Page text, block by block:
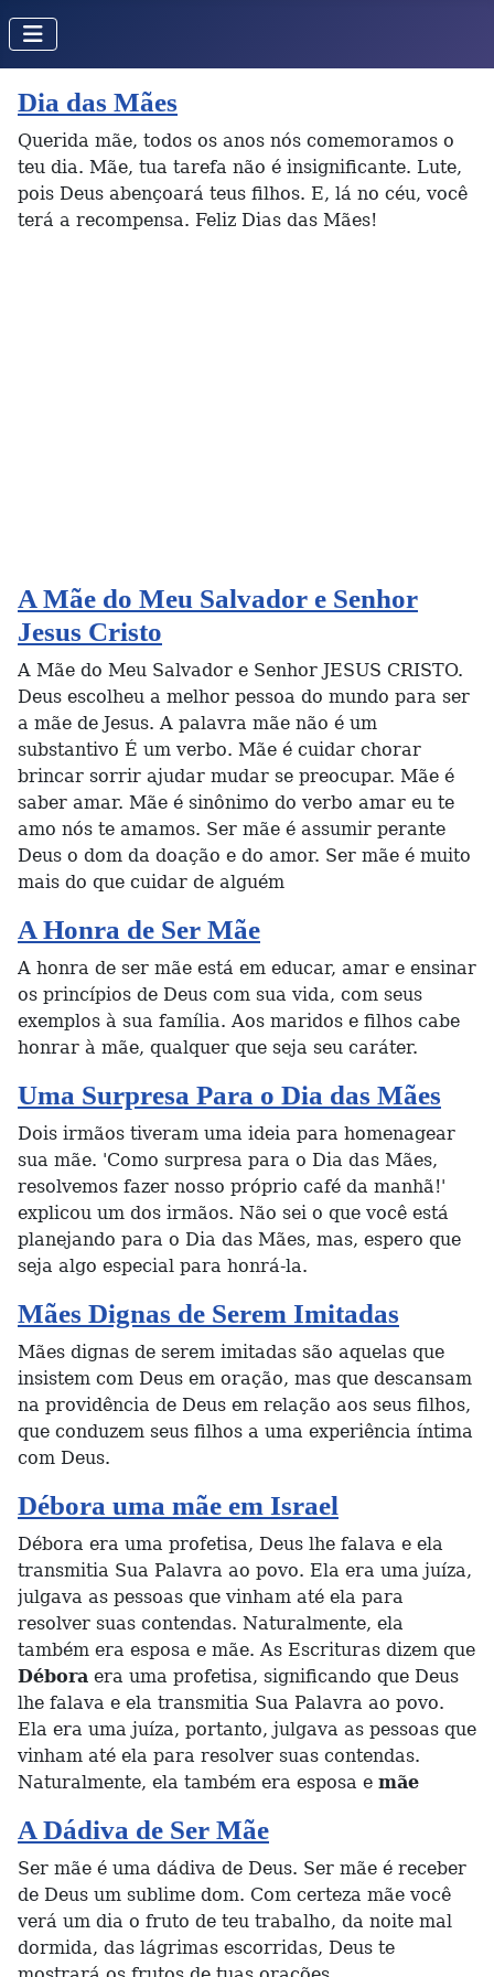
Dia das Mães
Querida mãe, todos os anos nós comemoramos o
teu dia. Mãe, tua tarefa não é insignificante. Lute,
pois Deus abençoará teus filhos. E, lá no céu, você
terá a recompensa. Feliz Dias das Mães!
A Mãe do Meu Salvador e Senhor
Jesus Cristo
A Mãe do Meu Salvador e Senhor JESUS CRISTO.
Deus escolheu a melhor pessoa do mundo para ser
a mãe de Jesus. A palavra mãe não é um
substantivo É um verbo. Mãe é cuidar chorar
brincar sorrir ajudar mudar se preocupar. Mãe é
saber amar. Mãe é sinônimo do verbo amar eu te
amo nós te amamos. Ser mãe é assumir perante
Deus o dom da doação e do amor. Ser mãe é muito
mais do que cuidar de alguém
A Honra de Ser Mãe
A honra de ser mãe está em educar, amar e ensinar
os princípios de Deus com sua vida, com seus
exemplos à sua família. Aos maridos e filhos cabe
honrar à mãe, qualquer que seja seu caráter.
Uma Surpresa Para o Dia das Mães
Dois irmãos tiveram uma ideia para homenagear
sua mãe. 'Como surpresa para o Dia das Mães,
resolvemos fazer nosso próprio café da manhã!'
explicou um dos irmãos. Não sei o que você está
planejando para o Dia das Mães, mas, espero que
seja algo especial para honrá-la.
Mães Dignas de Serem Imitadas
Mães dignas de serem imitadas são aquelas que
insistem com Deus em oração, mas que descansam
na providência de Deus em relação aos seus filhos,
que conduzem seus filhos a uma experiência íntima
com Deus.
Débora uma mãe em Israel
Débora era uma profetisa, Deus lhe falava e ela
transmitia Sua Palavra ao povo. Ela era uma juíza,
julgava as pessoas que vinham até ela para
resolver suas contendas. Naturalmente, ela
também era esposa e mãe. As Escrituras dizem que
Débora era uma profetisa, significando que Deus
lhe falava e ela transmitia Sua Palavra ao povo.
Ela era uma juíza, portanto, julgava as pessoas que
vinham até ela para resolver suas contendas.
Naturalmente, ela também era esposa e mãe
A Dádiva de Ser Mãe
Ser mãe é uma dádiva de Deus. Ser mãe é receber
de Deus um sublime dom. Com certeza mãe você
verá um dia o fruto de teu trabalho, da noite mal
dormida, das lágrimas escorridas, Deus te